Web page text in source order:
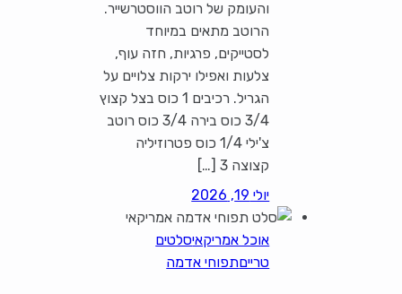
והעומק של רוטב הווסטרשייר.
הרוטב מתאים במיוחד
לסטייקים, פרגיות, חזה עוף,
צלעות ואפילו ירקות צלויים על
הגריל. רכיבים 1 כוס בצל קצוץ
3/4 כוס בירה 3/4 כוס רוטב
צ'ילי 1/4 כוס פטרוזיליה
קצוצה 3 […]
יולי 19, 2026
אוכל אמריקאיסלטים
טרייםתפוחי אדמה